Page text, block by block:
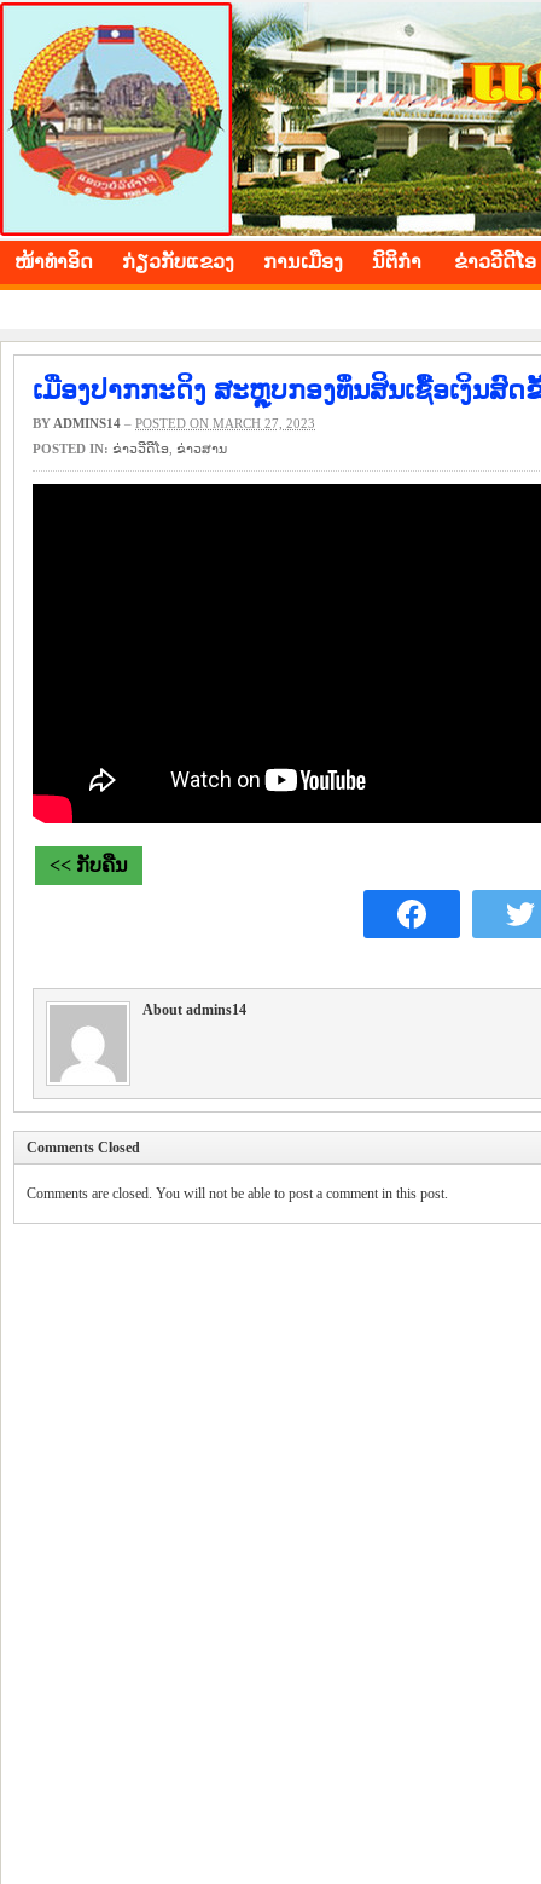
BOLIKHAMXAY PROVINCE
ໜ້າ​ທຳ​ອິດ ​ກ່ຽວ​ກັບ​ແຂວງ ​ການ​ເມືອງ ນິ​ຕິ​ກຳ ຂ່າວ​ວີ​ດີ​ໂອ
ເມືອງປາກກະດິງ ສະຫຼຸບກອງທຶນສິນເຊື້ອເງິນສົດ
BY ADMINS14 – POSTED ON MARCH 27, 2023
POSTED IN: ຂ່າວ​ວີ​ດີ​ໂອ ​ຂ່າວ​ສານ
<< ກັບຄືນ
About admins14
Comments Closed
Comments are closed. You will not be able to post a comment in this post.